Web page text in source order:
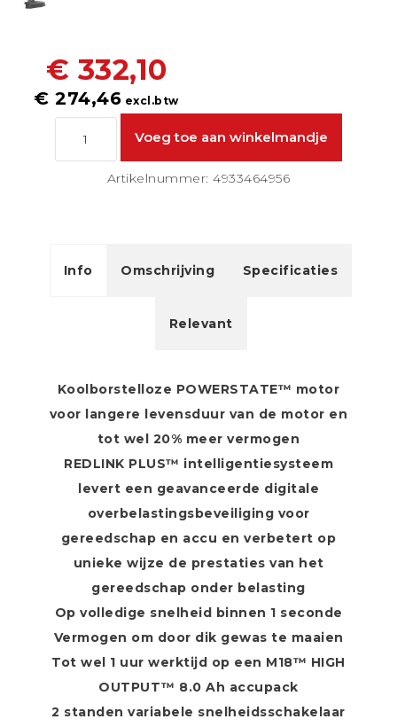
€ 332,10
€ 274,46 excl.btw
Artikelnummer: 4933464956
Info Omschrijving Specificaties
Relevant
Koolborstelloze POWERSTATE™ motor
voor langere levensduur van de motor en
tot wel 20% meer vermogen
REDLINK PLUS™ intelligentiesysteem
levert een geavanceerde digitale
overbelastingsbeveiliging voor
gereedschap en accu en verbetert op
unieke wijze de prestaties van het
gereedschap onder belasting
Op volledige snelheid binnen 1 seconde
Vermogen om door dik gewas te maaien
Tot wel 1 uur werktijd op een M18™ HIGH
OUTPUT™ 8.0 Ah accupack
2 standen variabele snelheidsschakelaar